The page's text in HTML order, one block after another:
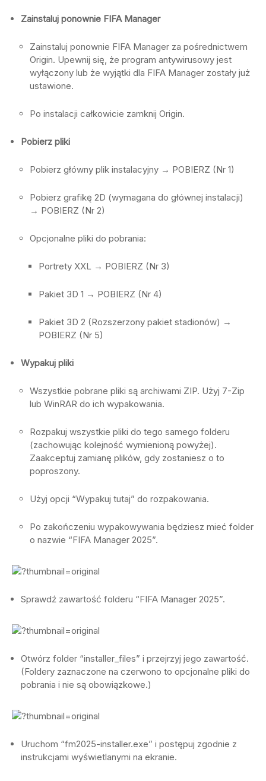
Zainstaluj ponownie FIFA Manager
Zainstaluj ponownie FIFA Manager za pośrednictwem
Origin. Upewnij się, że program antywirusowy jest
wyłączony lub że wyjątki dla FIFA Manager zostały już
ustawione.
Po instalacji całkowicie zamknij Origin.
Pobierz pliki
Pobierz główny plik instalacyjny → POBIERZ (Nr 1)
Pobierz grafikę 2D (wymagana do głównej instalacji)
→ POBIERZ (Nr 2)
Opcjonalne pliki do pobrania:
Portrety XXL → POBIERZ (Nr 3)
Pakiet 3D 1 → POBIERZ (Nr 4)
Pakiet 3D 2 (Rozszerzony pakiet stadionów) →
POBIERZ (Nr 5)
Wypakuj pliki
Wszystkie pobrane pliki są archiwami ZIP. Użyj 7-Zip
lub WinRAR do ich wypakowania.
Rozpakuj wszystkie pliki do tego samego folderu
(zachowując kolejność wymienioną powyżej).
Zaakceptuj zamianę plików, gdy zostaniesz o to
poproszony.
Użyj opcji “Wypakuj tutaj” do rozpakowania.
Po zakończeniu wypakowywania będziesz mieć folder
o nazwie “FIFA Manager 2025”.
Sprawdź zawartość folderu “FIFA Manager 2025”.
Otwórz folder “installer_files” i przejrzyj jego zawartość.
(Foldery zaznaczone na czerwono to opcjonalne pliki do
pobrania i nie są obowiązkowe.)
Uruchom “fm2025-installer.exe” i postępuj zgodnie z
instrukcjami wyświetlanymi na ekranie.